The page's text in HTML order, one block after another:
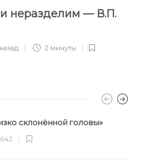
неразделим — В.П.
2 минуты
склонённой головы»